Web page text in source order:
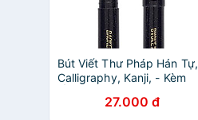
Bút Viết Thư Pháp Hán Tự,
Calligraphy, Kanji, - Kèm
27.000 đ